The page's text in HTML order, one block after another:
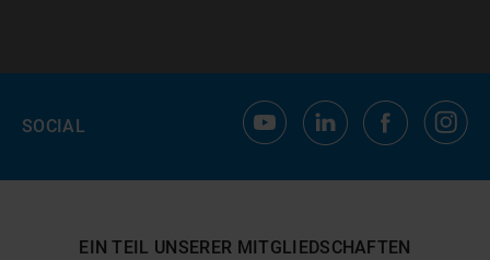
SOCIAL
EIN TEIL UNSERER MITGLIEDSCHAFTEN